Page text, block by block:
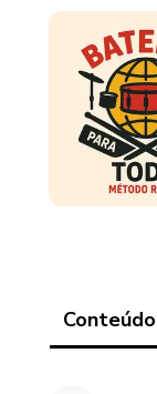
Conteúdo